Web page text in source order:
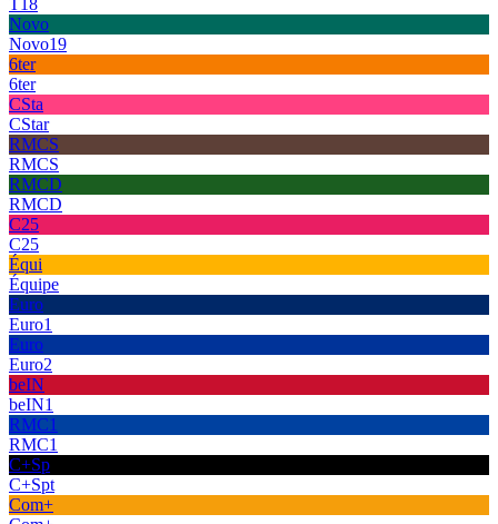
Novo
Novo19
6ter
6ter
CSta
CStar
RMCS
RMCS
RMCD
RMCD
C25
C25
Équi
Équipe
Euro
Euro1
Euro
Euro2
beIN
beIN1
RMC1
RMC1
C+Sp
C+Spt
Com+